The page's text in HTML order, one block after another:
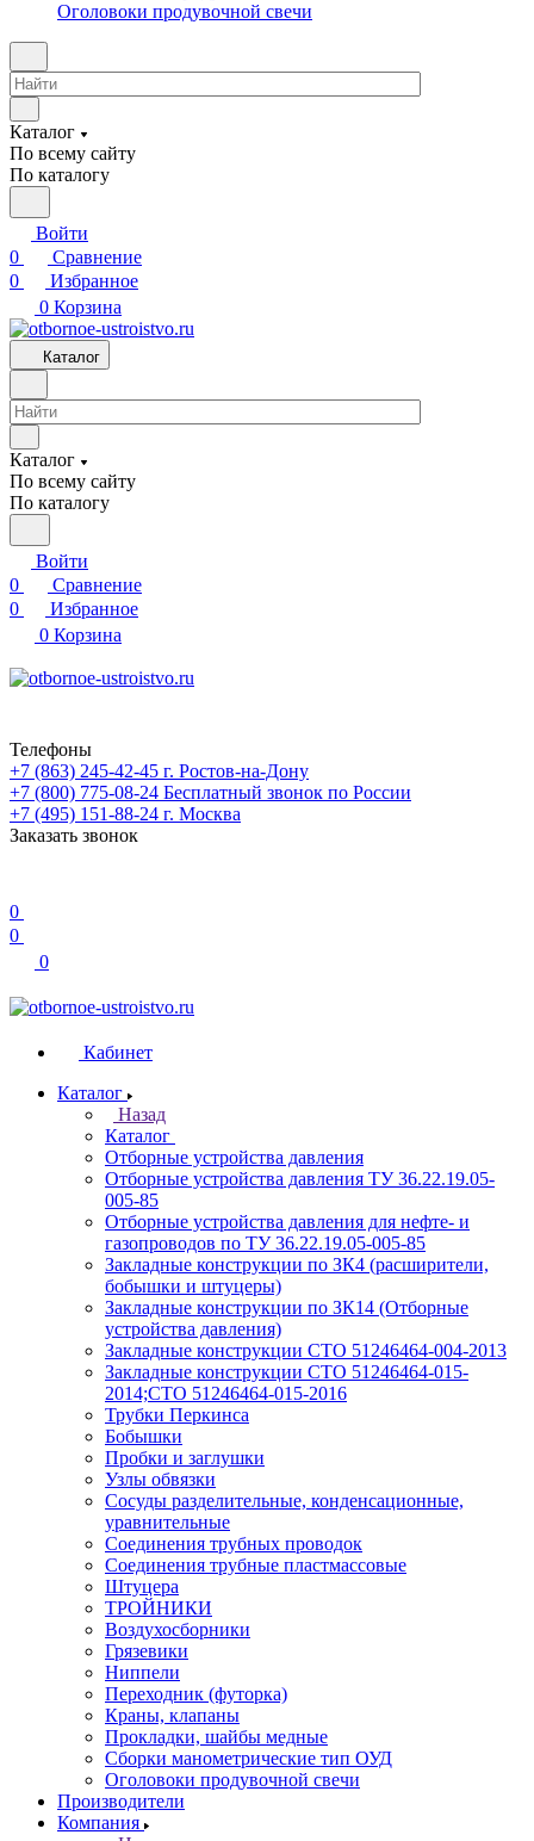
Оголовоки продувочной свечи
Каталог
По всему сайту
По каталогу
Войти
0
Сравнение
0
Избранное
0 Корзина
Каталог
Каталог
По всему сайту
По каталогу
Войти
0
Сравнение
0
Избранное
0 Корзина
Телефоны
+7 (863) 245-42-45 г. Ростов-на-Дону
+7 (800) 775-08-24 Бесплатный звонок по России
+7 (495) 151-88-24 г. Москва
Заказать звонок
0
0
0
Кабинет
Каталог
Назад
Каталог
Отборные устройства давления
Отборные устройства давления ТУ 36.22.19.05-
005-85
Отборные устройства давления для нефте- и
газопроводов по ТУ 36.22.19.05-005-85
Закладные конструкции по ЗК4 (расширители,
бобышки и штуцеры)
Закладные конструкции по ЗК14 (Отборные
устройства давления)
Закладные конструкции СТО 51246464-004-2013
Закладные конструкции СТО 51246464-015-
2014;СТО 51246464-015-2016
Трубки Перкинса
Бобышки
Пробки и заглушки
Узлы обвязки
Сосуды разделительные, конденсационные,
уравнительные
Соединения трубных проводок
Соединения трубные пластмассовые
Штуцера
ТРОЙНИКИ
Воздухосборники
Грязевики
Ниппели
Переходник (футорка)
Краны, клапаны
Прокладки, шайбы медные
Сборки манометрические тип ОУД
Оголовоки продувочной свечи
Производители
Компания